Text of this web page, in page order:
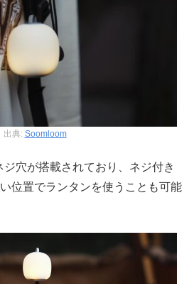
出典: Soomloom
穴が搭載されており、ネジ付き
位置でランタンを使うことも可能